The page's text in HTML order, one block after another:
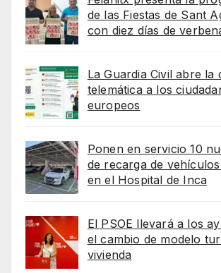
de las Fiestas de Sant
con diez días de
La Guardia Civil abre la
telemática a los
europeos
Ponen en servicio 10
de recarga de
en el Hospital de Inca
El PSOE llevará a los
el cambio de modelo
vivienda